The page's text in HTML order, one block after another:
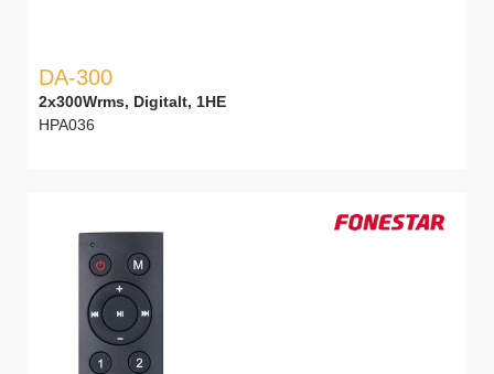
DA-300
2x300Wrms, Digitalt, 1HE
HPA036